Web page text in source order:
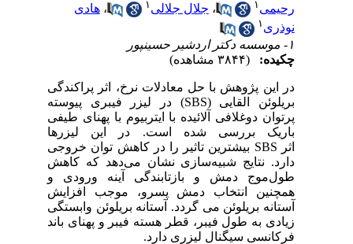
رحیمی
،جلال جلالی ،هادی
نوذری
چکیده:
در این پژوهش با حل معادلات نرخ، اثر پراکندگی
بریلوئن القایی (SBS)
در لیزر فیبری پیوسته
پرتوان دوغلافی آلائیده با ایتربیوم با پهنای طیفی
باریک بررسی شده است. در این لیزرها
اثرSBSبیشترین تاثیر را در کاهش توان خروجی
دارد. نتایج شبیهسازی نشان می‌دهد که کاهش
طولموج دمش و بازتابندگی آینه ورودی و
همچنین انتخاب دمش پسرو، موجب افزایش
آستانه بریلوئن می گردد. آستانه بریلوئن وابستگی
زیادی به طول فیبر، قطر هسته فیبر و پهنای باند
فرکانسی سیگنال لیزری دارد.